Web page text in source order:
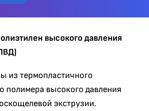
высокого давления
из термопластичного
полимера высокого давления
экструзии.